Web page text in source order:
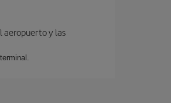
aeropuerto y las